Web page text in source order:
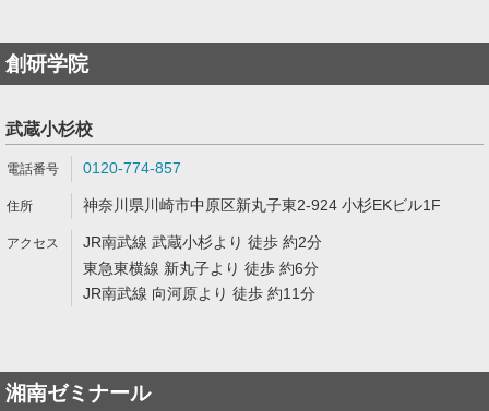
創研学院
武蔵小杉校
0120-774-857
神奈川県川崎市中原区新丸子東2-924 小杉EKビル1F
JR南武線 武蔵小杉より 徒歩 約2分
東急東横線 新丸子より 徒歩 約6分
JR南武線 向河原より 徒歩 約11分
湘南ゼミナール